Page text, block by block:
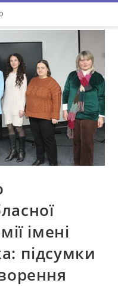
імені
підсумки